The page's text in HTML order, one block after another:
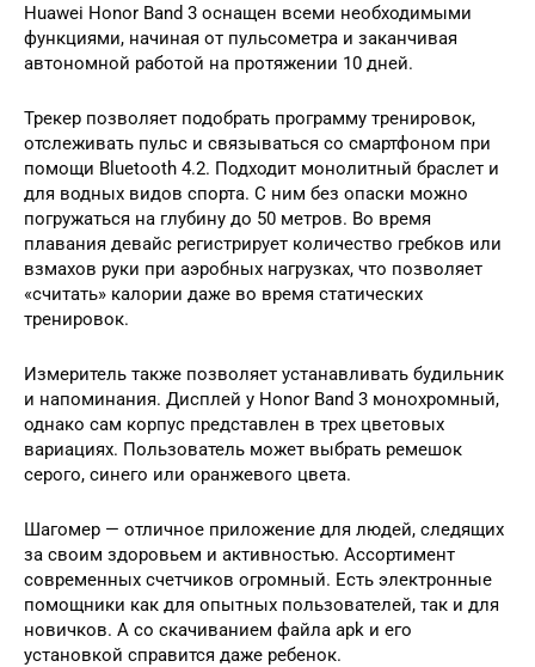
Huawei Honor Band 3 оснащен всеми необходимыми
функциями, начиная от пульсометра и заканчивая
автономной работой на протяжении 10 дней.
Трекер позволяет подобрать программу тренировок,
отслеживать пульс и связываться со смартфоном при
помощи Bluetooth 4.2. Подходит монолитный браслет и
для водных видов спорта. С ним без опаски можно
погружаться на глубину до 50 метров. Во время
плавания девайс регистрирует количество гребков или
взмахов руки при аэробных нагрузках, что позволяет
«считать» калории даже во время статических
тренировок.
Измеритель также позволяет устанавливать будильник
и напоминания. Дисплей у Honor Band 3 монохромный,
однако сам корпус представлен в трех цветовых
вариациях. Пользователь может выбрать ремешок
серого, синего или оранжевого цвета.
Шагомер — отличное приложение для людей, следящих
за своим здоровьем и активностью. Ассортимент
современных счетчиков огромный. Есть электронные
помощники как для опытных пользователей, так и для
новичков. А со скачиванием файла apk и его
установкой справится даже ребенок.